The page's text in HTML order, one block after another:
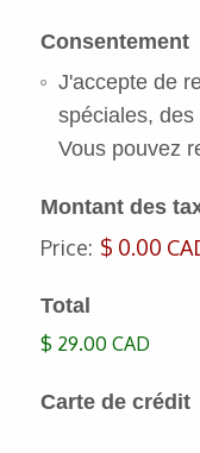
Consentement
J'accepte de
spéciales,
Vous pouvez
Montant des
Price: $ 0.00
Total
$ 29.00 CAD
Carte de crédit